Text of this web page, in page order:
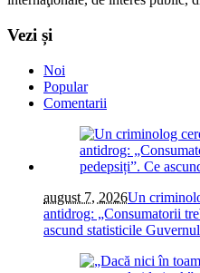
Vezi și
Noi
Popular
Comentarii
august 7, 2026Un
antidrog: „Consumatorii
ascund statisticile